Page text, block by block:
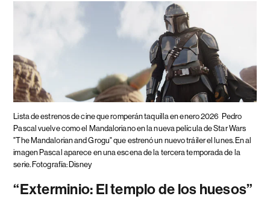
Lista de estrenos de cine que romperán taquilla en enero 2026 Pedro
Pascal vuelve como el Mandaloriano en la nueva película de Star Wars
"The Mandalorian and Grogu" que estrenó un nuevo tráiler el lunes. En al
imagen Pascal aparece en una escena de la tercera temporada de la
serie. Fotografía: Disney
“Exterminio: El templo de los huesos”